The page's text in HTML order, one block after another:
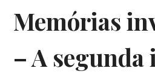
Memórias
– A